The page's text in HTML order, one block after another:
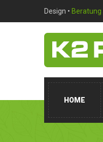
Design • Beratung
HOME